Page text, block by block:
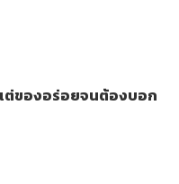
ต่ของอร่อยจนต้องบอก